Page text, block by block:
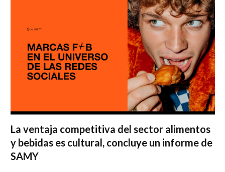
La ventaja competitiva del sector alimentos
y bebidas es cultural, concluye un informe de
SAMY